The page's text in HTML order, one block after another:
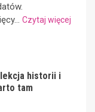
Czytaj więcej
historii i
tam